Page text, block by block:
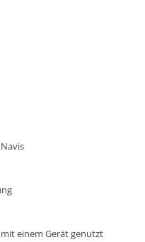
einem Gerät genutzt